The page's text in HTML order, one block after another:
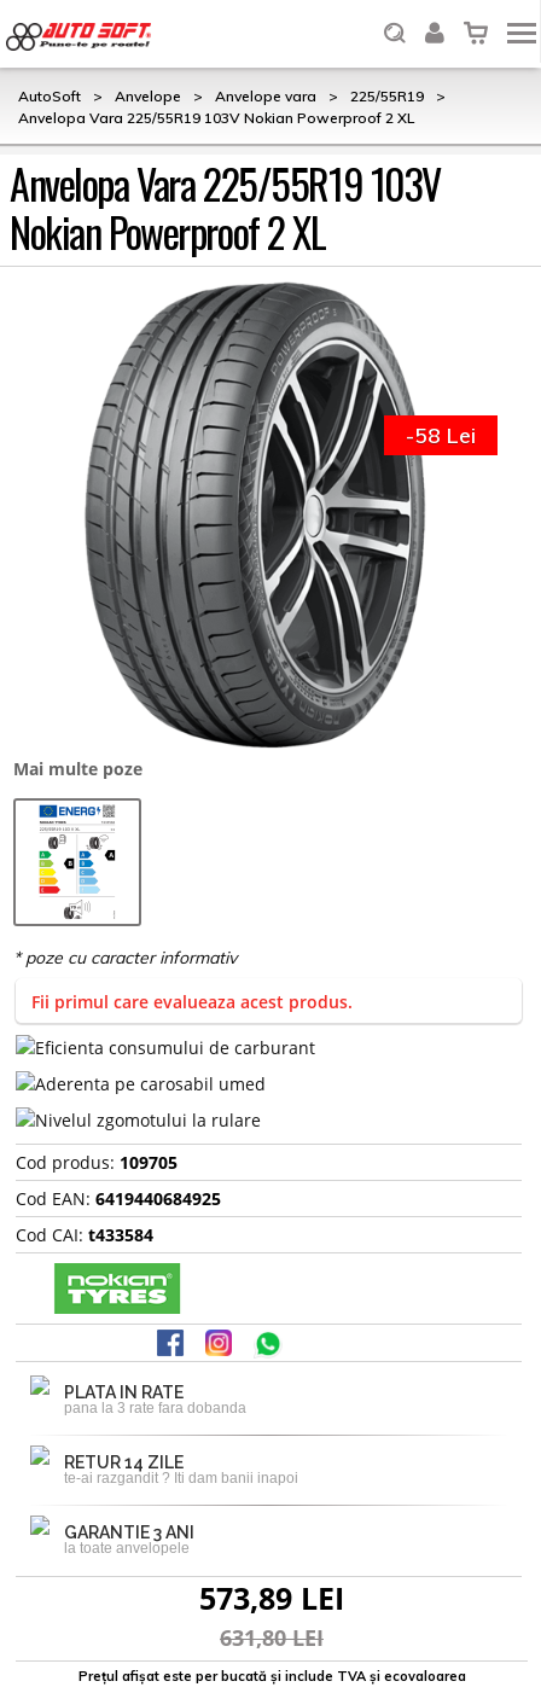
AutoSoft > Anvelope > Anvelope vara > 225/55R19
>
Anvelopa Vara 225/55R19 103V Nokian Powerproof 2 XL
Anvelopa Vara 225/55R19 103V
Nokian Powerproof 2 XL
Mai multe poze
-58 Lei
Fii primul care evalueaza acest produs.
Cod produs: 109705
Cod EAN: 6419440684925
Cod CAI: t433584
PLATA IN RATE
pana la 3 rate fara dobanda
RETUR 14 ZILE
te-ai razgandit ? Iti dam banii inapoi
GARANTIE 3 ANI
la toate anvelopele
573,89 LEI
631,80 LEI
Prețul afișat este per bucată și include TVA și ecovaloarea